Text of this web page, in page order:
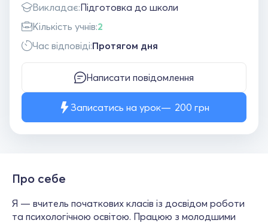
Викладає:Підготовка до школи
Кількість учнів:2
Час відповіді:Протягом дня
Написати повідомлення
Записатись на урок 200 грн
Про себе
Я — вчитель початкових класів із досвідом роботи
та психологічною освітою. Працюю з молодшими